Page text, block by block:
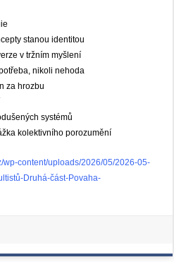
stanou identitou
v tržním myšlení
nikoli nehoda
za hrozbu
systémů
kolektivního porozumění
wp-content/uploads/2026/05/2026-05-
Druhá-část-Povaha-